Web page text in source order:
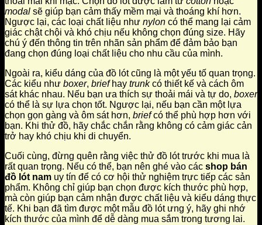
modal sẽ giúp bạn cảm thấy mềm mại và thoáng khí hơn.
Ngược lại, các loại chất liệu như nylon có thể mang lại cảm
giác chật chội và khó chịu nếu không chọn đúng size. Hãy
chú ý đến thông tin trên nhãn sản phẩm để đảm bảo bạn
đang chọn đúng loại chất liệu cho nhu cầu của mình.
Ngoài ra, kiểu dáng của đồ lót cũng là một yếu tố quan trọng.
Các kiểu như boxer, briefhay trunkcó thiết kế và cách ôm
sát khác nhau. Nếu bạn ưa thích sự thoải mái và tự do, boxer
có thể là sự lựa chọn tốt. Ngược lại, nếu bạn cần một lựa
chọn gọn gàng và ôm sát hơn, briefcó thể phù hợp hơn với
bạn. Khi thử đồ, hãy chắc chắn rằng không có cảm giác cản
trở hay khó chịu khi di chuyển.
Cuối cùng, đừng quên rằng việc thử đồ lót trước khi mua là
rất quan trọng. Nếu có thể, bạn nên ghé vào các shop bán
đồ lót nam uy tín để có cơ hội thử nghiệm trực tiếp các sản
phẩm. Không chỉ giúp bạn chọn được kích thước phù hợp,
mà còn giúp bạn cảm nhận được chất liệu và kiểu dáng thực
tế. Khi bạn đã tìm được một mẫu đồ lót ưng ý, hãy ghi nhớ
kích thước của mình để dễ dàng mua sắm trong tương lai.